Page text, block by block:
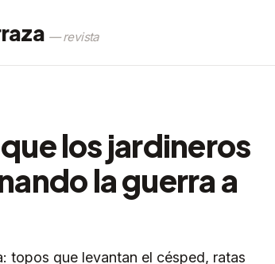
— revista
los jardineros
la guerra a
topos que levantan el césped, ratas